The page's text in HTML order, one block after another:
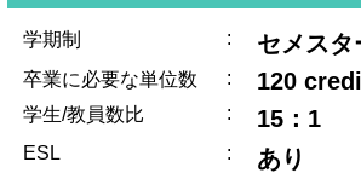
学期制 : セメスタ
卒業に必要な単位数 : 120
学生/教員数比 : 15：1
ESL : あり